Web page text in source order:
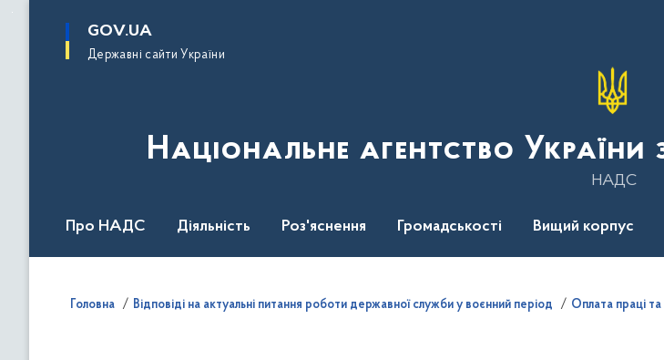
основного
GOV.UA
Державні сайти України
Національне агентство
НАДС
Про НАДС Діяльність Роз'яснення Громадськості Вищий корпус
Головна Відповіді на актуальні питання роботи державної служби у воєнний період Оплата праці та